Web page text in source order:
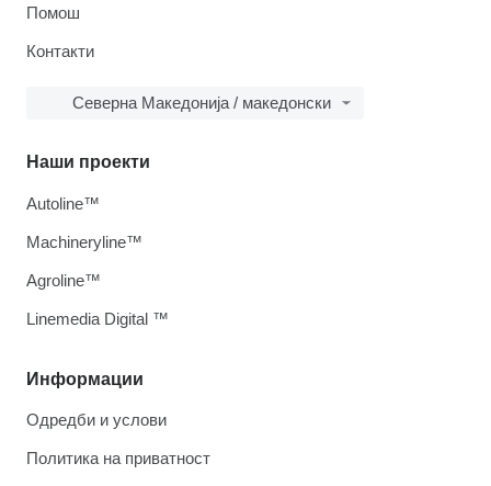
Помош
Контакти
Северна Македонија / македонски
Информации
Одредби и услови
Политика на приватност
Наши проекти
Autoline™
Machineryline™
Agroline™
Linemedia Digital ™